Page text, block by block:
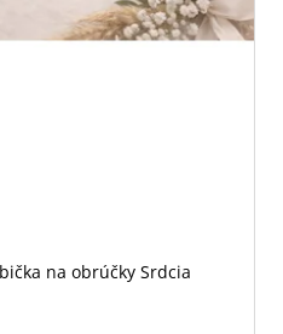
na obrúčky Srdcia